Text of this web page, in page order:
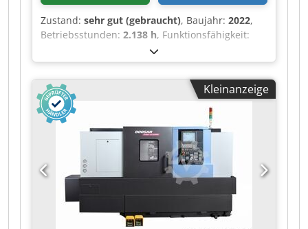
Zustand: sehr gut (gebraucht), Baujahr: 2022,
Betriebsstunden: 2.138 h, Funktionsfähigkeit:
, Drehlänge:
Drehdurchmesser:450 mm, Leistung des
Spindelmotors:11 W, Spindeldrehzahl (min.):40
U/min, Spindeldrehzahl (max.): 400 U/min,
Spindelbohrung:
, Verfahrweg X-Achse:
550 mm
815 mm
X-Achse:24 m/min , Eilgang Z-Achse:30 m/min
Art des Eingangsstroms:Drehstrom
Gesamthöhe:
1.830 mm, Gesamtlänge:
mm
, Gesamtbreite: 1.960 mm, Spindelnase:
ASA
, Gesamtgewicht: 6.100 kg,
Spindeldurchmesser:
, Ausstattung:
Dokumentation/Handbuch, Gebrauchte 2-
Kleinanzeige